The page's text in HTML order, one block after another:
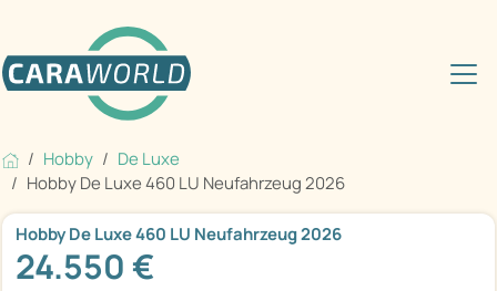
Hobby
De Luxe
Hobby De Luxe 460 LU Neufahrzeug 2026
Hobby De Luxe 460 LU Neufahrzeug 2026
24.550 €